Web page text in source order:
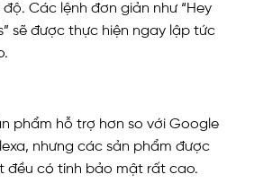
Các lệnh đơn giản như “Hey
sẽ được thực hiện ngay lập tức
phẩm hỗ trợ hơn so với Google
nhưng các sản phẩm được
đều có tính bảo mật rất cao.